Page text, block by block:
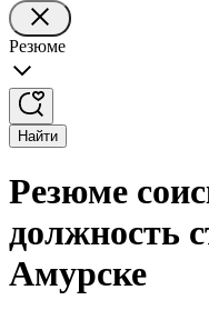
Резюме
Найти
Резюме
должность
Амурске